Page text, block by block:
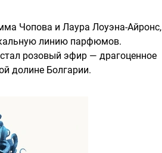
Чопова и Лаура Лоуэна-Айронс,
линию парфюмов.
розовый эфир — драгоценное
долине Болгарии.